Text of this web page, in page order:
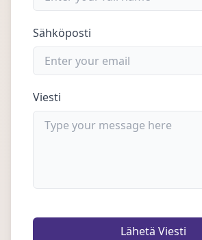
Sähköposti
Viesti
Lähetä Viesti